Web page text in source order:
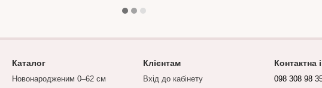
Каталог
Новонародженим 0–62 см
Клієнтам
Вхід до кабінету
Контактна
098 308 98